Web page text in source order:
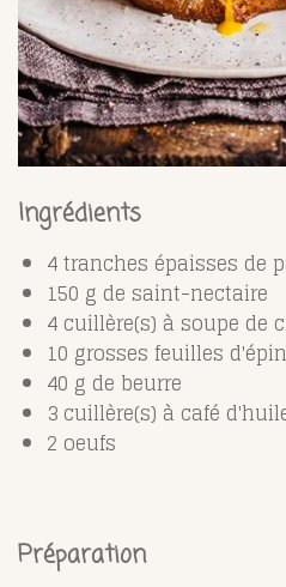
Ingrédients
4 tranches épaisses de
150 g de saint-nectaire
4 cuillère(s) à soupe de
10 grosses feuilles
40 g de beurre
3 cuillère(s) à café
2 oeufs
Préparation